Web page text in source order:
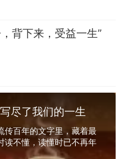
里是哪里
背下来，受益一生”
尽了我们的一生
传百年的文字里，藏着最
读不懂，读懂时已不再年
深意的经典...